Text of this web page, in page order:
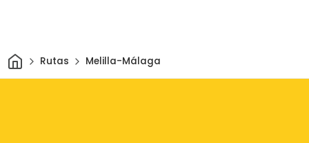
InicioRutas Melilla-Málaga